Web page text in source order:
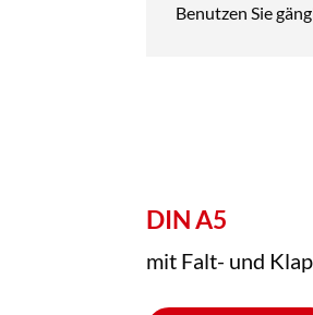
Benutzen Sie
DIN A5
mit Falt- und